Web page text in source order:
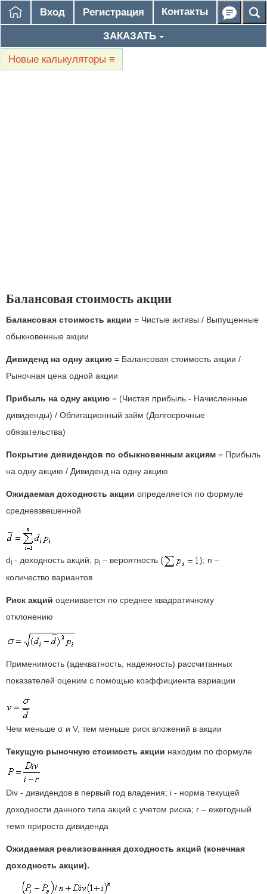
Вход Регистрация Контакты
ЗАКАЗАТЬ
Новые калькуляторы ≡
Балансовая стоимость акции
Балансовая стоимость акции = Чистые активы / Выпущенные
обыкновенные акции
Дивиденд на одну акцию = Балансовая стоимость акции /
Рыночная цена одной акции
Прибыль на одну акцию = (Чистая прибыль - Начисленные
дивиденды) / Облигационный займ (Долгосрочные
обязательства)
Покрытие дивидендов по обыкновенным акциям = Прибыль
на одну акцию / Дивиденд на одну акцию
Ожидаемая доходность акции определяется по формуле
средневзвешенной
di - доходность акций; pi – вероятность (
); n –
количество вариантов
Риск акций оценивается по среднее квадратичному
отклонению
Применимость (адекватность, надежность) рассчитанных
показателей оценим с помощью коэффициента вариации
Чем меньше σ и V, тем меньше риск вложений в акции
Текущую рыночную стоимость акции находим по формуле
Div - дивидендов в первый год владения; i - норма текущей
доходности данного типа акций с учетом риска; r – ежегодный
темп прироста дивиденда
Ожидаемая реализованная доходность акций (конечная
доходность акции).